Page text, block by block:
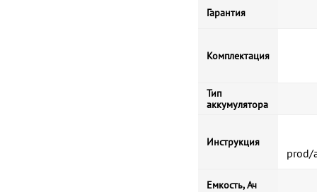
Гарантия
Комплектация
Тип
аккумулятора
Инструкция
prod/
Емкость, Ач